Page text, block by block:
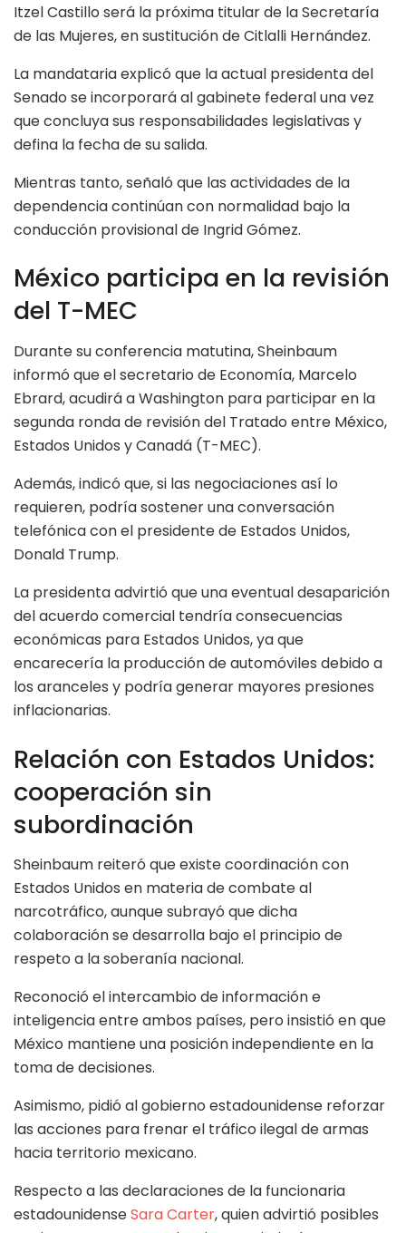
Itzel Castillo será la próxima titular de la Secretaría
de las Mujeres, en sustitución de Citlalli Hernández.
La mandataria explicó que la actual presidenta del
Senado se incorporará al gabinete federal una vez
que concluya sus responsabilidades legislativas y
defina la fecha de su salida.
Mientras tanto, señaló que las actividades de la
dependencia continúan con normalidad bajo la
conducción provisional de Ingrid Gómez.
México participa en la revisión
del T-MEC
Durante su conferencia matutina, Sheinbaum
informó que el secretario de Economía, Marcelo
Ebrard, acudirá a Washington para participar en la
segunda ronda de revisión del Tratado entre México,
Estados Unidos y Canadá (T-MEC).
Además, indicó que, si las negociaciones así lo
requieren, podría sostener una conversación
telefónica con el presidente de Estados Unidos,
Donald Trump.
La presidenta advirtió que una eventual desaparición
del acuerdo comercial tendría consecuencias
económicas para Estados Unidos, ya que
encarecería la producción de automóviles debido a
los aranceles y podría generar mayores presiones
inflacionarias.
Relación con Estados Unidos:
cooperación sin
subordinación
Sheinbaum reiteró que existe coordinación con
Estados Unidos en materia de combate al
narcotráfico, aunque subrayó que dicha
colaboración se desarrolla bajo el principio de
respeto a la soberanía nacional.
Reconoció el intercambio de información e
inteligencia entre ambos países, pero insistió en que
México mantiene una posición independiente en la
toma de decisiones.
Asimismo, pidió al gobierno estadounidense reforzar
las acciones para frenar el tráfico ilegal de armas
hacia territorio mexicano.
Respecto a las declaraciones de la funcionaria
estadounidenseSara Carter, quien advirtió posibles